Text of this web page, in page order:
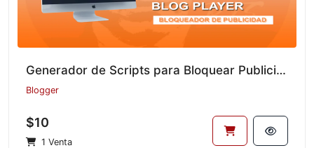
Generador de Scripts para Bloquear Publicidad en Enlaces de Video Usando Blogger
Blogger
$10
1 Venta